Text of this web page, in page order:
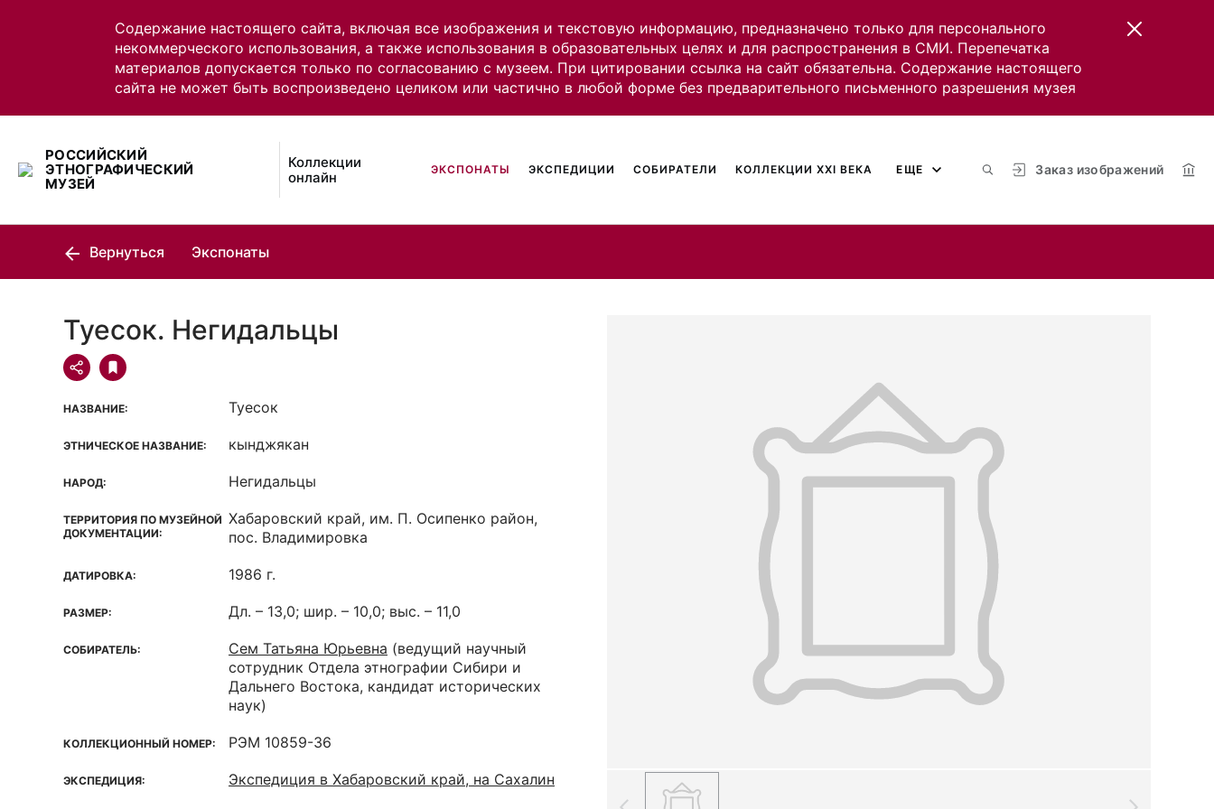
Содержание настоящего сайта, включая все изображения и текстовую информацию, предназначено только для персонального
некоммерческого использования, а также использования в образовательных целях и для распространения в СМИ. Перепечатка
материалов допускается только по согласованию с музеем. При цитировании ссылка на сайт обязательна. Содержание настоящего
сайта не может быть воспроизведено целиком или частично в любой форме без предварительного письменного разрешения музея
РОССИЙСКИЙ
ЭТНОГРАФИЧЕСКИЙ
МУЗЕЙ
Коллекции
онлайн
Заказ изображений
ЭКСПОНАТЫ ЭКСПЕДИЦИИ СОБИРАТЕЛИ КОЛЛЕКЦИИ XXI ВЕКА ЕЩЕ
Вернуться Экспонаты
Туесок. Негидальцы
НАЗВАНИЕ: Туесок
ЭТНИЧЕСКОЕ НАЗВАНИЕ: кынджякан
НАРОД: Негидальцы
ТЕРРИТОРИЯ ПО МУЗЕЙНОЙ
ДОКУМЕНТАЦИИ:
Хабаровский край, им. П. Осипенко район,
пос. Владимировка
ДАТИРОВКА: 1986 г.
РАЗМЕР: Дл. – 13,0; шир. – 10,0; выс. – 11,0
СОБИРАТЕЛЬ: Сем Татьяна Юрьевна (ведущий научный
сотрудник Отдела этнографии Сибири и
Дальнего Востока, кандидат исторических
наук)
КОЛЛЕКЦИОННЫЙ НОМЕР: РЭМ 10859-36
ЭКСПЕДИЦИЯ: Экспедиция в Хабаровский край, на Сахалин